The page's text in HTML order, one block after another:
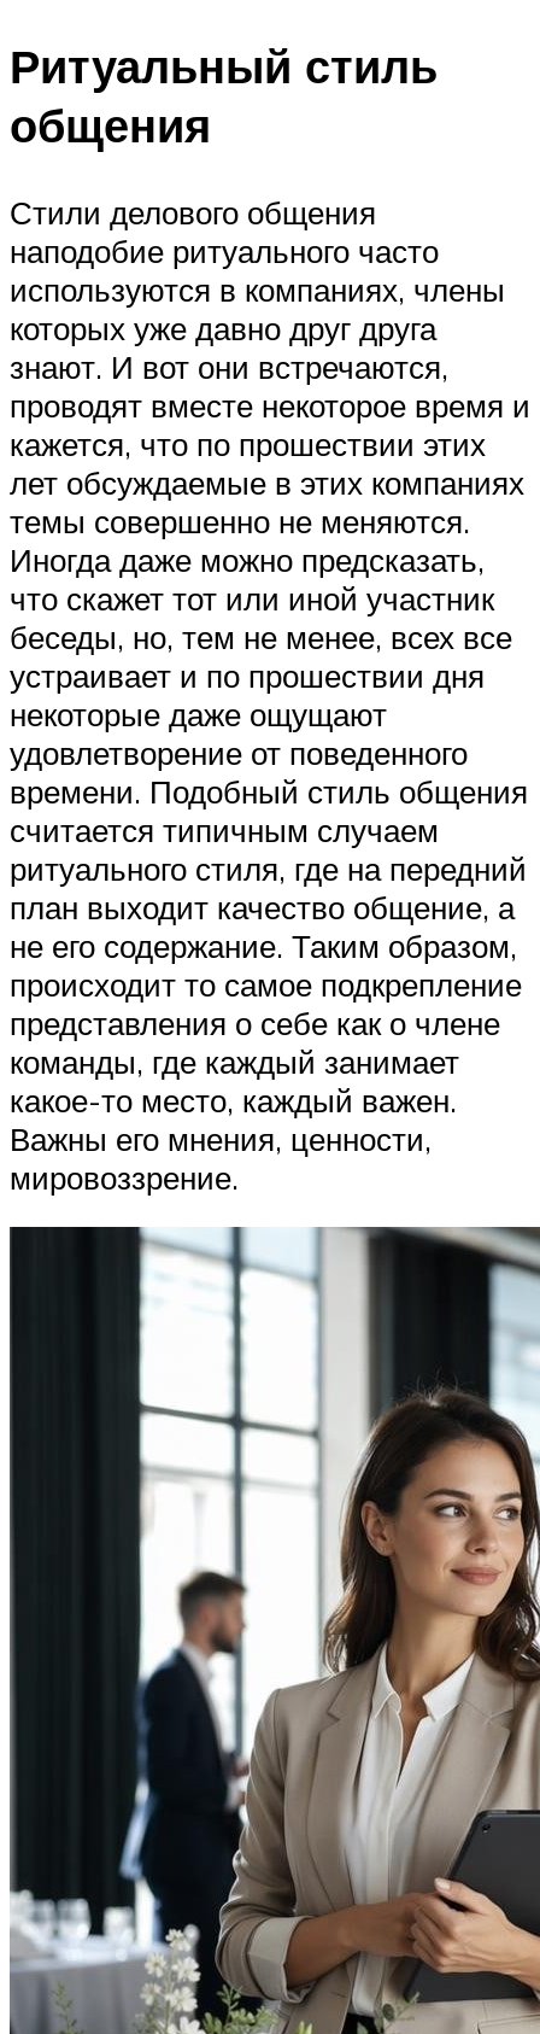
Ритуальный стиль
общения
Стили делового общения
наподобие ритуального часто
используются в компаниях, члены
которых уже давно друг друга
знают. И вот они встречаются,
проводят вместе некоторое время и
кажется, что по прошествии этих
лет обсуждаемые в этих компаниях
темы совершенно не меняются.
Иногда даже можно предсказать,
что скажет тот или иной участник
беседы, но, тем не менее, всех все
устраивает и по прошествии дня
некоторые даже ощущают
удовлетворение от поведенного
времени. Подобный стиль общения
считается типичным случаем
ритуального стиля, где на передний
план выходит качество общение, а
не его содержание. Таким образом,
происходит то самое подкрепление
представления о себе как о члене
команды, где каждый занимает
какое-то место, каждый важен.
Важны его мнения, ценности,
мировоззрение.